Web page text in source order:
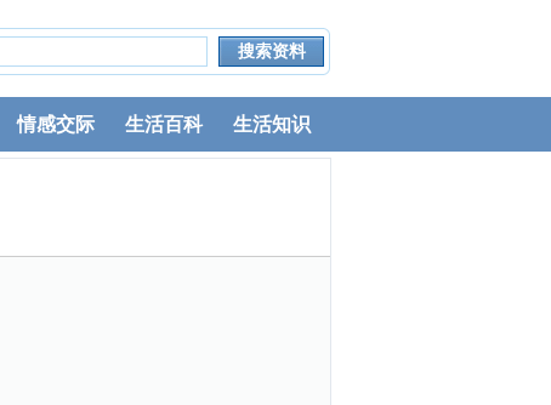
情感交际 生活百科 生活知识